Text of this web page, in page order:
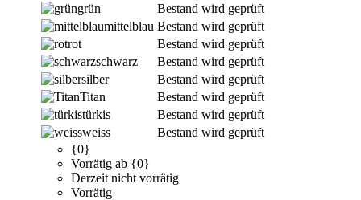
grün
Bestand wird geprüft
mittelblau Bestand wird geprüft
rot
Bestand wird geprüft
schwarz
Bestand wird geprüft
silber
Bestand wird geprüft
Titan
Bestand wird geprüft
türkis
Bestand wird geprüft
weiss
Bestand wird geprüft
{0}
Vorrätig ab {0}
Derzeit nicht vorrätig
Vorrätig